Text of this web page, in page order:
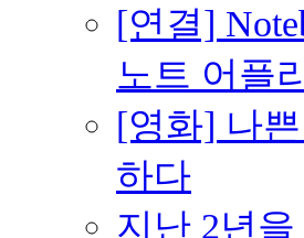
[연결]
노트 어플
[영화] 나
하다
지난 2년